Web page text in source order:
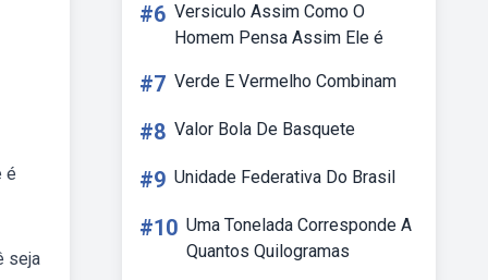
é
seja
#6 Versiculo Assim Como O
Homem Pensa Assim Ele é
#7 Verde E Vermelho Combinam
#8 Valor Bola De Basquete
#9 Unidade Federativa Do Brasil
#10 Uma Tonelada Corresponde A
Quantos Quilogramas